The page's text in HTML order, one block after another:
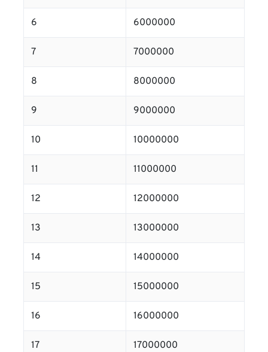
6 6000000
7 7000000
8 8000000
9 9000000
10 10000000
11 11000000
12 12000000
13 13000000
14 14000000
15 15000000
16 16000000
17 17000000